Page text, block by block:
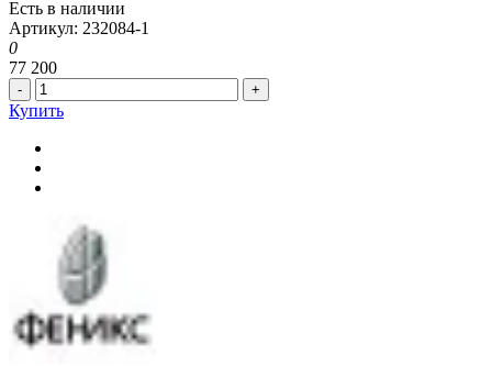
Есть в наличии
Артикул: 232084-1
0
77 200
- +
Купить